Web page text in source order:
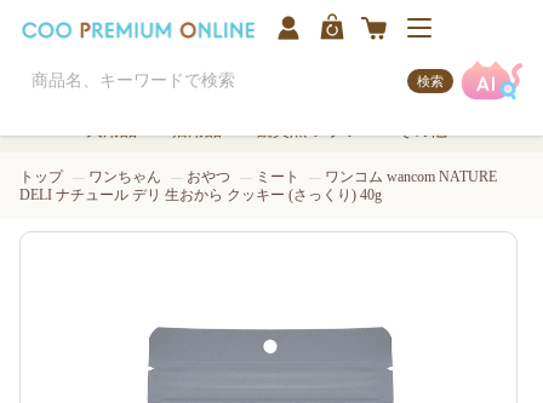
検索
トップ ワンちゃん おやつ ミート
ワンコム wancom NATURE
DELI ナチュール デリ 生おから クッキー (さっくり) 40g